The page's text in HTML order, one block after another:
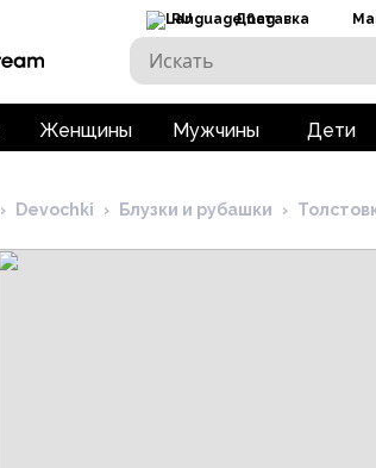
RU Доставка
Женщины Мужчины Дети
› Devochki › Блузки и рубашки ›